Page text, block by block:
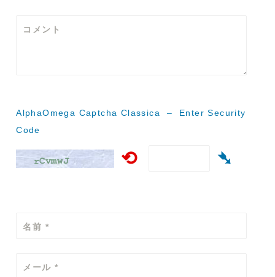
ョ
コメント
AlphaOmega Captcha Classica – Enter Security
Code
⟲ ➴
名前 *
メール *